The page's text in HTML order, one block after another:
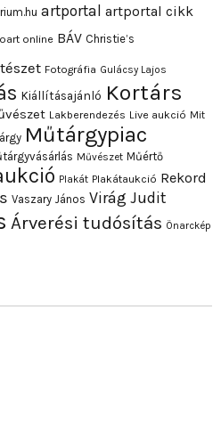
artportal artportal cikk
online BÁV Christie’s
Fotográfia Gulácsy Lajos
Kiállításajánló Kortárs
Lakberendezés Live aukció Mit
Műtárgypiac
Művészet Műértő
Plakát Plakátaukció Rekord
Vaszary János Virág Judit
Árverési tudósítás Önarckép